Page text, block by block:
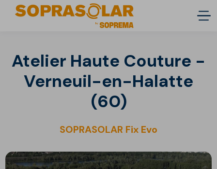
Atelier Haute Couture -
Verneuil-en-Halatte
(60)
SOPRASOLAR Fix Evo